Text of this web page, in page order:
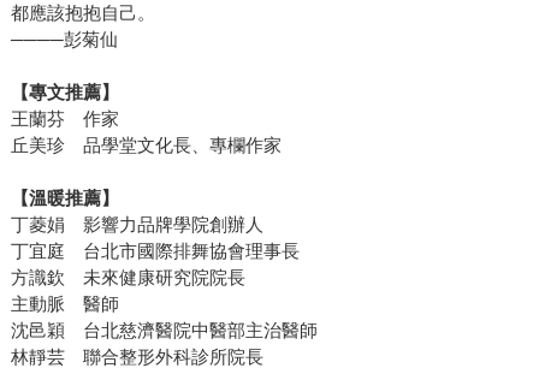
都應該抱抱自己。
────彭菊仙
【專文推薦】
王蘭芬 作家
丘美珍 品學堂文化長、專欄作家
【溫暖推薦】
丁菱娟 影響力品牌學院創辦人
丁宜庭 台北市國際排舞協會理事長
方識欽 未來健康研究院院長
主動脈 醫師
沈邑穎 台北慈濟醫院中醫部主治醫師
林靜芸 聯合整形外科診所院長